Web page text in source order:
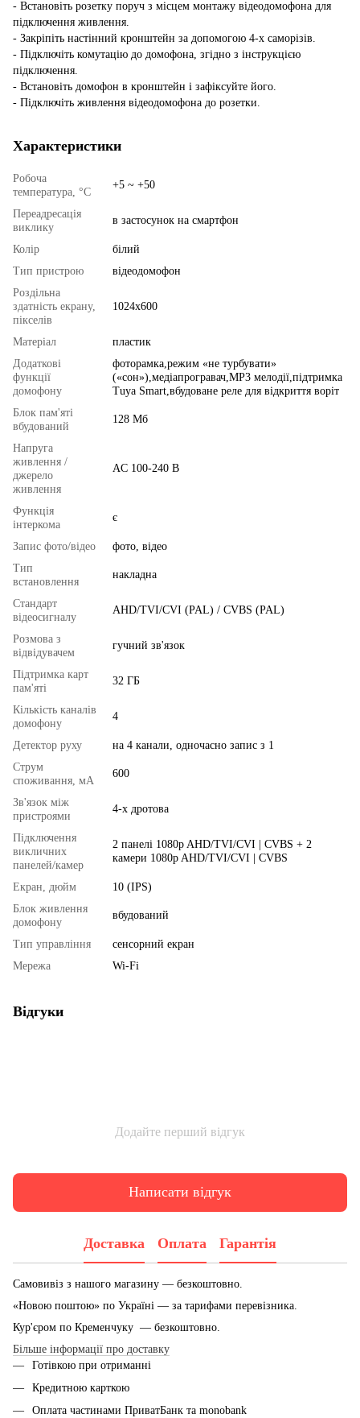
- Встановіть розетку поруч з місцем монтажу відеодомофона для
підключення живлення.
- Закріпіть настінний кронштейн за допомогою 4-х саморізів.
- Підключіть комутацію до домофона, згідно з інструкцією
підключення.
- Встановіть домофон в кронштейн і зафіксуйте його.
- Підключіть живлення відеодомофона до розетки.
Характеристики
Робоча
температура, °C
+5 ~ +50
Переадресація
виклику
в застосунок на смартфон
Колір
білий
Тип пристрою
відеодомофон
Роздільна
здатність екрану,
пікселів
1024x600
Матеріал
пластик
Додаткові
функції
домофону
фоторамка,режим «не турбувати»
(«сон»),медіапрогравач,MP3 мелодії,підтримка
Tuya Smart,вбудоване реле для відкриття воріт
Блок пам'яті
вбудований
128 Мб
Напруга
живлення /
джерело
живлення
AC 100-240 В
Функція
інтеркома
є
Запис фото/відео
фото, відео
Тип
встановлення
накладна
Стандарт
відеосигналу
AHD/TVI/CVI (PAL) / CVBS (PAL)
Розмова з
відвідувачем
гучний зв'язок
Підтримка карт
пам'яті
32 ГБ
Кількість каналів
домофону
4
Детектор руху
на 4 канали, одночасно запис з 1
Струм
споживання, мА
600
Зв'язок між
пристроями
4-х дротова
Підключення
викличних
панелей/камер
2 панелі 1080p AHD/TVI/CVI | CVBS + 2
камери 1080p AHD/TVI/CVI | CVBS
Екран, дюйм
10 (IPS)
Блок живлення
домофону
вбудований
Тип управління
сенсорний екран
Мережа
Wi-Fi
Відгуки
Додайте перший відгук
Написати відгук
Доставка Оплата Гарантія
Самовивіз з нашого магазину — безкоштовно.
«Новою поштою» по Україні — за тарифами перевізника.
Кур'єром по Кременчуку — безкоштовно.
Більше інформації про доставку
Готівкою при отриманні
Кредитною карткою
Оплата частинами ПриватБанк та monobank